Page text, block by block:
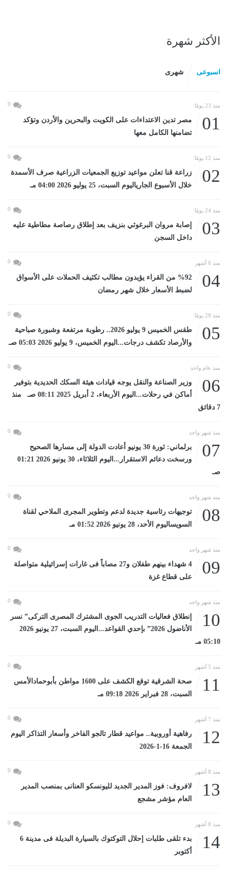
الأكثر شهرة
اسبوعى شهرى
منذ 23 يومًا 0
01
مصر تدين الاعتداءات على الكويت والبحرين والأردن وتؤكد
تضامنها الكامل معها
منذ 12 يومًا 0
02
زراعة قنا تعلن مواعيد توزيع الجمعيات الزراعية صرف الأسمدة
خلال الأسبوع الجارياليوم السبت، 25 يوليو 2026 04:00 مـ
منذ 24 يومًا 0
03
إصابة مروان البرغوثي بنزيف بعد إطلاق رصاصة مطاطية عليه
داخل السجن
منذ 6 أشهر 0
04
%92 من القراء يؤيدون مطالب تكثيف الحملات على الأسواق
لضبط الأسعار خلال شهر رمضان
منذ 28 يومًا 0
05
طقس الخميس 9 يوليو 2026.. رطوبة مرتفعة وشبورة صباحية
والأرصاد تكشف درجات...اليوم الخميس، 9 يوليو 2026 05:03 صـ
منذ عام واحد 0
06
وزير الصناعة والنقل يوجه قيادات هيئة السكك الحديدية بتوفير
أماكن في رحلات...اليوم الأربعاء، 2 أبريل 2025 08:11 صـ منذ
7 دقائق
منذ شهر واحد 0
07
برلماني: ثورة 30 يونيو أعادت الدولة إلى مسارها الصحيح
ورسخت دعائم الاستقرار...اليوم الثلاثاء، 30 يونيو 2026 01:21
صـ
منذ شهر واحد 0
08
توجيهات رئاسية جديدة لدعم وتطوير المجرى الملاحي لقناة
السويساليوم الأحد، 28 يونيو 2026 01:52 مـ
منذ شهر واحد 0
09
4 شهداء بينهم طفلان و27 مصاباً فى غارات إسرائيلية متواصلة
على قطاع غزة
منذ شهر واحد 0
10
إنطلاق فعاليات التدريب الجوى المشترك المصرى التركى” نسر
الأناضول 2026” بإحدي القواعد...اليوم السبت، 27 يونيو 2026
05:10 مـ
منذ 5 أشهر 0
11
صحة الشرقية توقع الكشف على 1600 مواطن بأبوحمادالأمس
السبت، 28 فبراير 2026 09:18 مـ
منذ 7 أشهر 0
12
رفاهية أوروبية.. مواعيد قطار تالجو الفاخر وأسعار التذاكر اليوم
الجمعة 16-1-2026
منذ 8 أشهر 0
13
لافروف: فوز المدير الجديد لليونسكو العنانى بمنصب المدير
العام مؤشر مشجع
منذ 8 أشهر 0
14
بدء تلقى طلبات إحلال التوكتوك بالسيارة البديلة فى مدينة 6
أكتوبر